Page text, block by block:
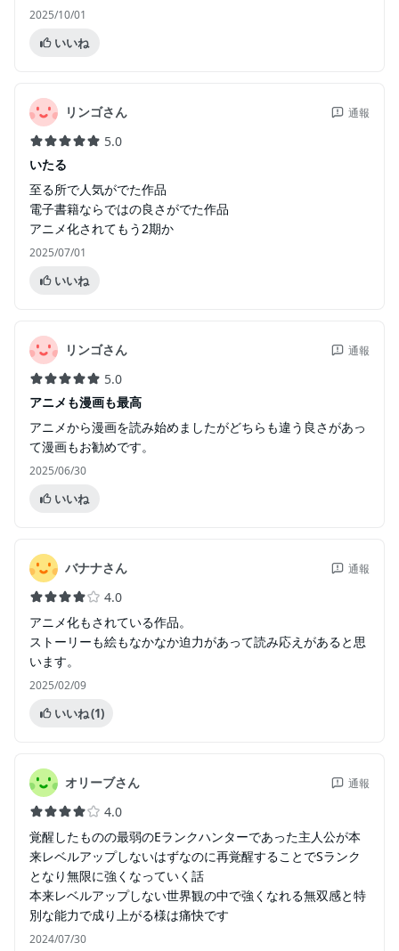
2025/10/01
いいね
リンゴさん 通報
5.0
いたる
至る所で人気がでた作品
電子書籍ならではの良さがでた作品
アニメ化されてもう2期か
2025/07/01
いいね
リンゴさん 通報
5.0
アニメも漫画も最高
アニメから漫画を読み始めましたがどちらも違う良さがあっ
て漫画もお勧めです。
2025/06/30
いいね
バナナさん 通報
4.0
アニメ化もされている作品。
ストーリーも絵もなかなか迫力があって読み応えがあると思
います。
2025/02/09
いいね(1)
オリーブさん 通報
4.0
覚醒したものの最弱のEランクハンターであった主人公が本
来レベルアップしないはずなのに再覚醒することでSランク
となり無限に強くなっていく話
本来レベルアップしない世界観の中で強くなれる無双感と特
別な能力で成り上がる様は痛快です
2024/07/30